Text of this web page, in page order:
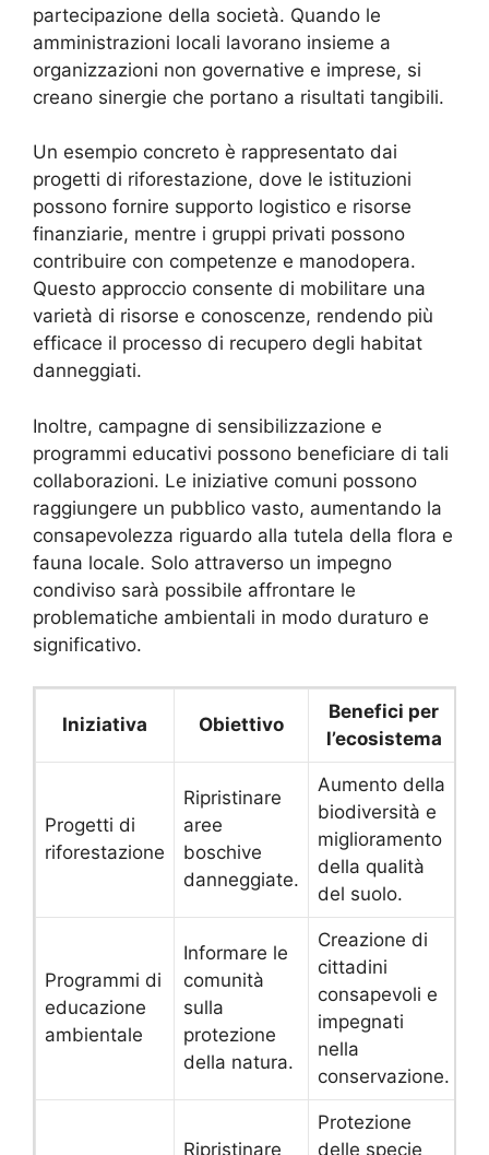
partecipazione della società. Quando le
amministrazioni locali lavorano insieme a
organizzazioni non governative e imprese, si
creano sinergie che portano a risultati tangibili.
Un esempio concreto è rappresentato dai
progetti di riforestazione, dove le istituzioni
possono fornire supporto logistico e risorse
finanziarie, mentre i gruppi privati possono
contribuire con competenze e manodopera.
Questo approccio consente di mobilitare una
varietà di risorse e conoscenze, rendendo più
efficace il processo di recupero degli habitat
danneggiati.
Inoltre, campagne di sensibilizzazione e
programmi educativi possono beneficiare di tali
collaborazioni. Le iniziative comuni possono
raggiungere un pubblico vasto, aumentando la
consapevolezza riguardo alla tutela della flora e
fauna locale. Solo attraverso un impegno
condiviso sarà possibile affrontare le
problematiche ambientali in modo duraturo e
significativo.
Iniziativa Obiettivo
Benefici per
l’ecosistema
Progetti di
riforestazione
Ripristinare
aree
boschive
danneggiate.
Aumento della
biodiversità e
miglioramento
della qualità
del suolo.
Programmi di
educazione
ambientale
Informare le
comunità
sulla
protezione
della natura.
Creazione di
cittadini
consapevoli e
impegnati
nella
conservazione.
Ripristinare
Protezione
delle specie